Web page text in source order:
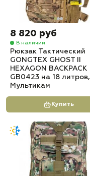
8 820 руб
В наличии
Рюкзак Тактический
GONGTEX GHOST II
HEXAGON BACKPACK
GB0423 на 18 литров,
Мультикам
Купить